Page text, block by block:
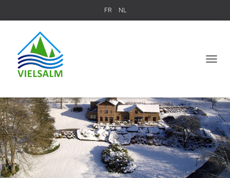
FR NL
G
L
E
N
A
V
I
G
A